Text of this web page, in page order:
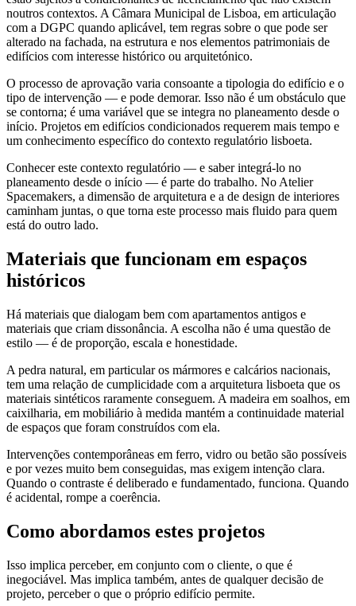
noutros contextos. A Câmara Municipal de Lisboa, em articulação
com a DGPC quando aplicável, tem regras sobre o que pode ser
alterado na fachada, na estrutura e nos elementos patrimoniais de
edifícios com interesse histórico ou arquitetónico.
O processo de aprovação varia consoante a tipologia do edifício e o
tipo de intervenção — e pode demorar. Isso não é um obstáculo que
se contorna; é uma variável que se integra no planeamento desde o
início. Projetos em edifícios condicionados requerem mais tempo e
um conhecimento específico do contexto regulatório lisboeta.
Conhecer este contexto regulatório — e saber integrá-lo no
planeamento desde o início — é parte do trabalho. No Atelier
Spacemakers, a dimensão de arquitetura e a de design de interiores
caminham juntas, o que torna este processo mais fluido para quem
está do outro lado.
Materiais que funcionam em espaços
históricos
Há materiais que dialogam bem com apartamentos antigos e
materiais que criam dissonância. A escolha não é uma questão de
estilo — é de proporção, escala e honestidade.
A pedra natural, em particular os mármores e calcários nacionais,
tem uma relação de cumplicidade com a arquitetura lisboeta que os
materiais sintéticos raramente conseguem. A madeira em soalhos, em
caixilharia, em mobiliário à medida mantém a continuidade material
de espaços que foram construídos com ela.
Intervenções contemporâneas em ferro, vidro ou betão são possíveis
e por vezes muito bem conseguidas, mas exigem intenção clara.
Quando o contraste é deliberado e fundamentado, funciona. Quando
é acidental, rompe a coerência.
Como abordamos estes projetos
Isso implica perceber, em conjunto com o cliente, o que é
inegociável. Mas implica também, antes de qualquer decisão de
projeto, perceber o que o próprio edifício permite.